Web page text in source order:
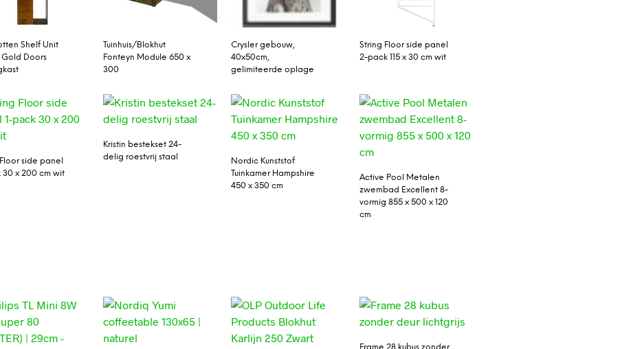
Shelf Unit
Gold Doors
Tuinhuis/Blokhut
Fonteyn Module 650 x
300
Crysler gebouw,
40x50cm,
gelimiteerde oplage
String Floor side panel
2-pack 115 x 30 cm wit
side panel
30 x 200 cm wit
Kristin bestekset 24-
delig roestvrij staal
Nordic Kunststof
Tuinkamer Hampshire
450 x 350 cm
Active Pool Metalen
zwembad Excellent 8-
vormig 855 x 500 x 120
cm